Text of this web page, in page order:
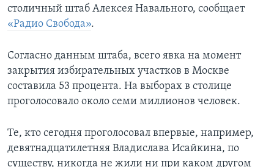
столичный штаб Алексея Навального, сообщает
«Радио Свобода».
Согласно данным штаба, всего явка на момент
закрытия избирательных участков в Москве
составила 53 процента. На выборах в столице
проголосовало около семи миллионов человек.
Те, кто сегодня проголосовал впервые, например,
девятнадцатилетняя Владислава Исайкина, по
существу, никогда не жили ни при каком другом